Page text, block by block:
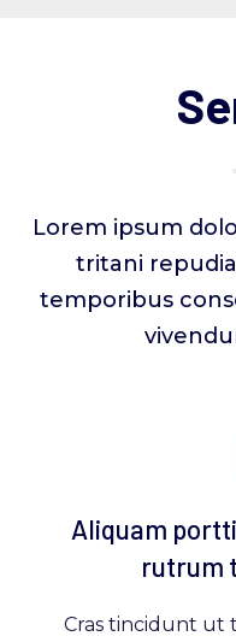
Lorem ipsum
tritani
temporibus
Aliquam
rutrum
Cras tincidunt ut